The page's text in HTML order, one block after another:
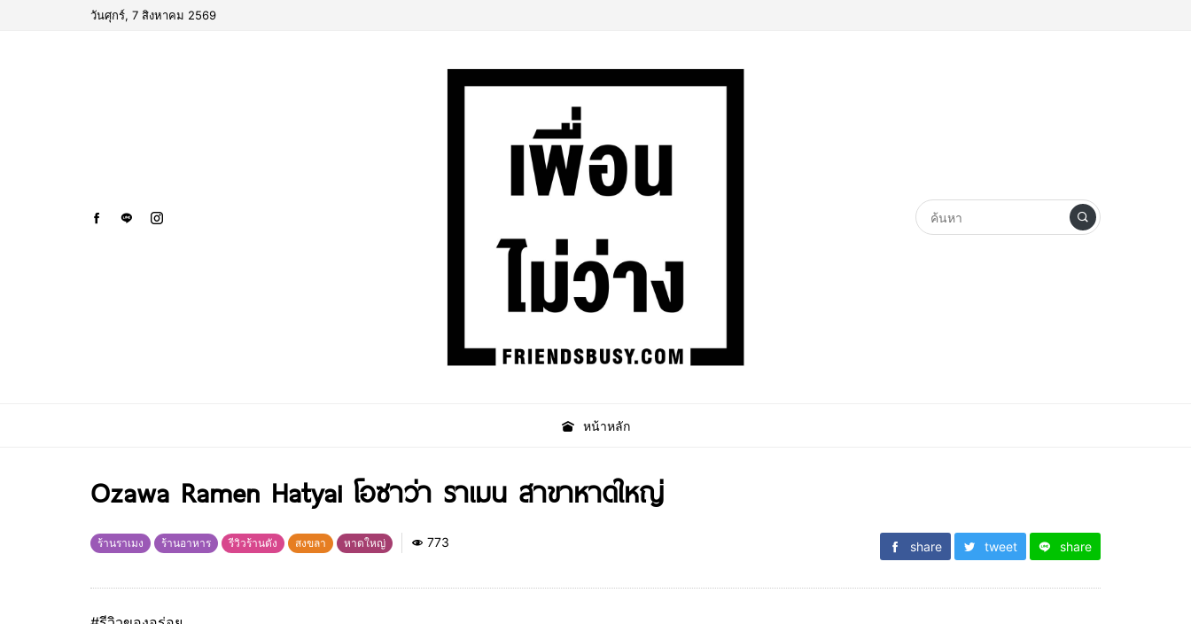
วันศุกร์, 7 สิงหาคม 2569
หน้าหลัก
Ozawa Ramen Hatyai โอซาว่า ราเมน สาขาหาดใหญ่
ร้านราเมง ร้านอาหาร รีวิวร้านดัง สงขลา หาดใหญ่ 773 share tweet share